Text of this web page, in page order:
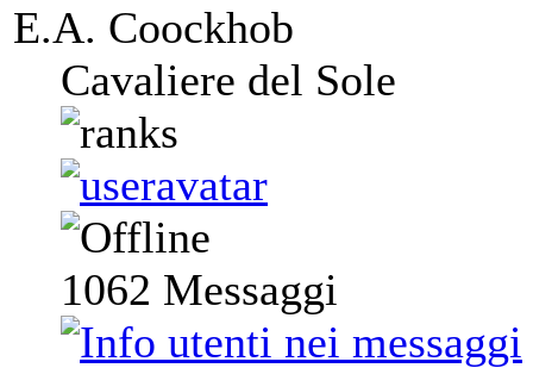
E.A. Coockhob
Cavaliere del Sole
1062 Messaggi